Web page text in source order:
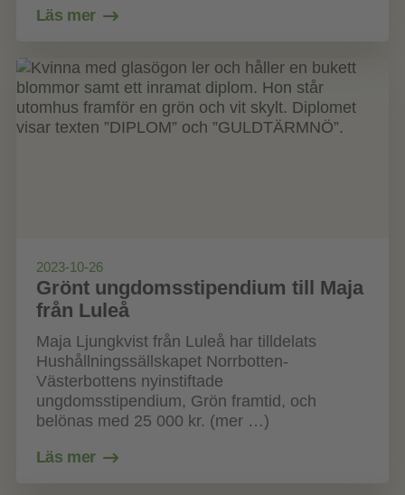
Läs mer
2023-10-26
Grönt ungdomsstipendium till Maja
från Luleå
Maja Ljungkvist från Luleå har tilldelats
Hushållningssällskapet Norrbotten-
Västerbottens nyinstiftade
ungdomsstipendium, Grön framtid, och
belönas med 25 000 kr. (mer …)
Läs mer